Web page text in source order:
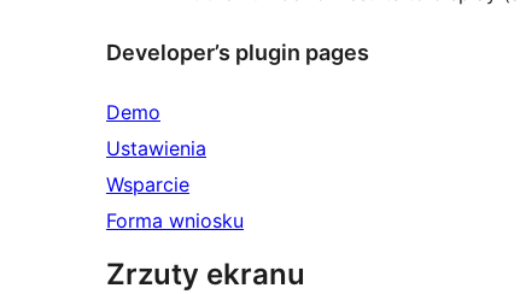
Developer’s plugin pages
Demo
Ustawienia
Wsparcie
Forma wniosku
Zrzuty ekranu